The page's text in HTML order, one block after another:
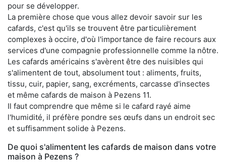
pour se développer.
La première chose que vous allez devoir savoir sur les
cafards, c'est qu'ils se trouvent être particulièrement
complexes à occire, d'où l'importance de faire recours aux
services d'une compagnie professionnelle comme la nôtre.
Les cafards américains s'avèrent être des nuisibles qui
s'alimentent de tout, absolument tout : aliments, fruits,
tissu, cuir, papier, sang, excréments, carcasse d'insectes
et même cafards de maison à Pezens 11.
Il faut comprendre que même si le cafard rayé aime
l'humidité, il préfère pondre ses œufs dans un endroit sec
et suffisamment solide à Pezens.
De quoi s'alimentent les cafards de maison dans votre
maison à Pezens ?